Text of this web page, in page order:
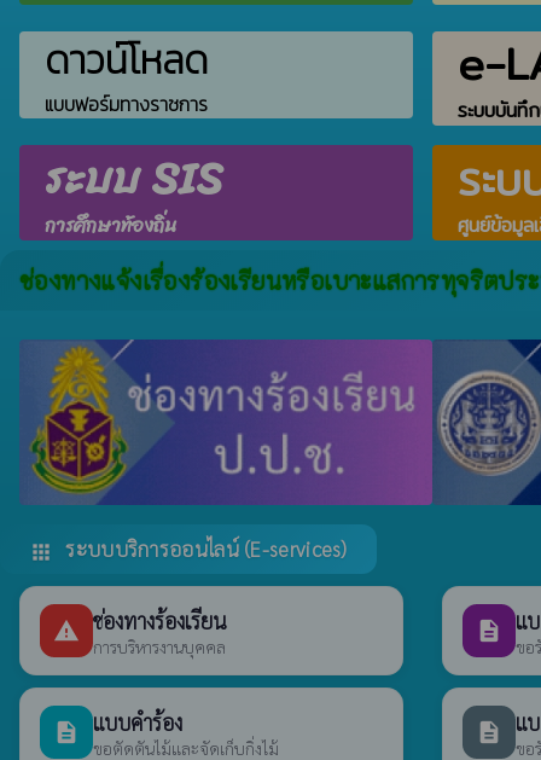
ดาวน์โหลด
แบบฟอร์มทางราชการ
e-
ระบบบัน
ระบบ SIS
การศึกษาท้องถิ่น
ระบ
ศูนย์ข้อมูล
ช่องทางแจ้งเรื่องร้องเรียนหรือเบาะแสการทุจริตป
apps ระบบบริการออนไลน์ (E-services)
report_problem ช่องทางร้องเรียน
การบริหารงานบุคคล
description แ
ขอ
description แบบคำร้อง
ขอตัดตันไม้และจัดเก็บกิ่งไม้
description แ
ขอ